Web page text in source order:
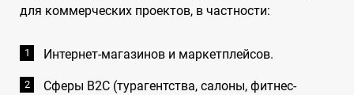
для коммерческих проектов, в частности:
Интернет-магазинов и маркетплейсов.
Сферы В2С (турагентства, салоны, фитнес-